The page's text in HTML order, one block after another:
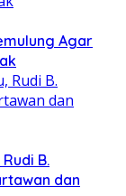
Agar
B.
dan